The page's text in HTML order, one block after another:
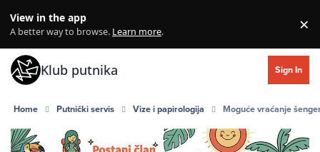
View in the app
A better way to browse. Learn more. ×
Klub putnika Sign In
Home Putnički servis Vize i papirologija Moguće vraćanje